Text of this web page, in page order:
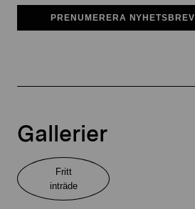
PRENUMERERA NYHETSBREV
Gallerier
Fritt
inträde